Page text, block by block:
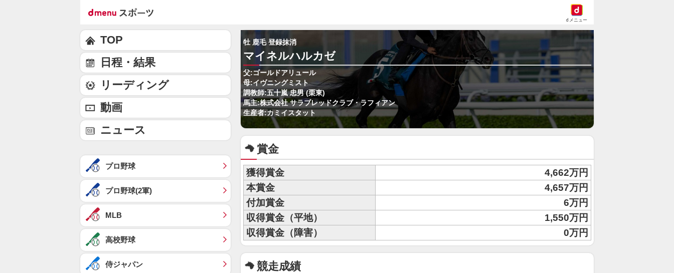
dメニュー
牡 鹿毛 登録抹消
マイネルハルカゼ
父:ゴールドアリュール
母:イヴニングミスト
調教師:五十嵐 忠男 (栗東)
馬主:株式会社 サラブレッドクラブ・ラフィアン
生産者:カミイスタット
賞金
獲得賞金
4,662万円
本賞金
4,657万円
付加賞金
6万円
収得賞金（平地）
1,550万円
収得賞金（障害）
0万円
競走成績
TOP
日程・結果
リーディング
動画
ニュース
プロ野球
プロ野球(2軍)
MLB
高校野球
侍ジャパン